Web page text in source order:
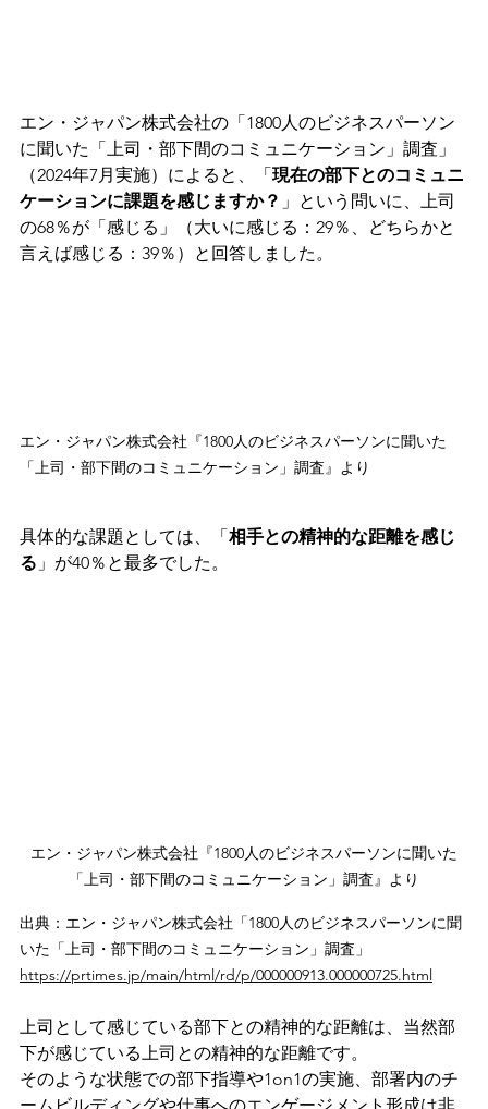
エン・ジャパン株式会社の「1800人のビジネスパーソン
に聞いた「上司・部下間のコミュニケーション」調査」
（2024年7月実施）によると、「現在の部下とのコミュニ
ケーションに課題を感じますか？ 」という問いに、上司
の68％が「感じる」（大いに感じる：29％、どちらかと
言えば感じる：39％）と回答しました。
エン・ジャパン株式会社『1800人のビジネスパーソンに聞いた
「上司・部下間のコミュニケーション」調査』より
具体的な課題としては、「相手との精神的な距離を感じ
る 」が40％と最多でした。
エン・ジャパン株式会社『1800人のビジネスパーソンに聞いた
「上司・部下間のコミュニケーション」調査』より
出典：エン・ジャパン株式会社「1800人のビジネスパーソンに聞
いた「上司・部下間のコミュニケーション」調査」
https://prtimes.jp/main/html/rd/p/000000913.000000725.html
上司として感じている部下との精神的な距離は、当然部
下が感じている上司との精神的な距離です。
そのような状態での部下指導や1on1の実施、部署内のチ